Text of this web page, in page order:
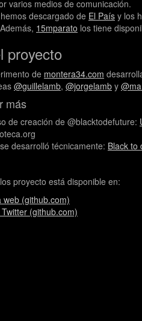
varios medios de comunicación.
descargado de El País y los
15mparato los tiene
proyecto
de montera34.com
@guillelamb, @jorgelamb y
más
de creación de @blacktodefuture:
desarrolló técnicamente: Black to
proyecto está disponible en:
web (github.com)
(github.com)